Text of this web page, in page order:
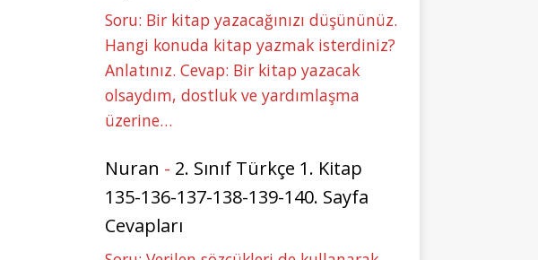
Soru: Bir kitap yazacağınızı düşününüz.
Hangi konuda kitap yazmak isterdiniz?
Anlatınız. Cevap: Bir kitap yazacak
olsaydım, dostluk ve yardımlaşma
üzerine…
Nuran - 2. Sınıf Türkçe 1. Kitap
135-136-137-138-139-140. Sayfa
Cevapları